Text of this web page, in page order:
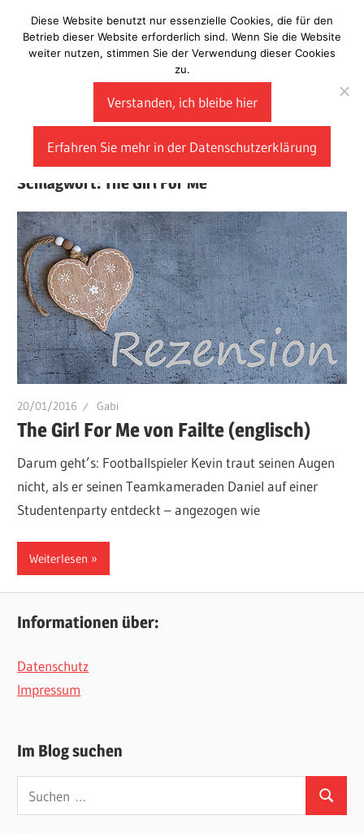
Inhalt
springen
Laberladen
Schlagwort: The Girl For Me
20/01/2016 Gabi
The Girl For Me von Failte (englisch)
Darum geht’s: Footballspieler Kevin traut seinen Augen
nicht, als er seinen Teamkameraden Daniel auf einer
Studentenparty entdeckt – angezogen wie
Weiterlesen
Informationen über:
Datenschutz
Impressum
Im Blog suchen
nach:
Suchen
Diese Website benutzt nur essenzielle Cookies, die für den
Betrieb dieser Website erforderlich sind. Wenn Sie die Website
weiter nutzen, stimmen Sie der Verwendung dieser Cookies
zu.
Verstanden, ich bleibe hier
Erfahren Sie mehr in der Datenschutzerklärung